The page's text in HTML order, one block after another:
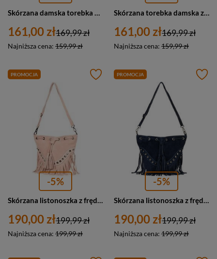
161,00 zł
Najniższa cena: 159,99 zł
169,99 zł 161,00 zł
Najniższa cena: 159,99 zł
169,99 zł
PROMOCJA
-5%
Skórzana listonoszka z frędzlami pudrowo różowa zamszowa Vera Pelle X39
190,00 zł
Najniższa cena: 199,99 zł
199,99 zł
PROMOCJA
-5%
Skórzana listonoszka z frędzlami granatowa zamszowa Vera Pelle X39
190,00 zł
Najniższa cena: 199,99 zł
199,99 zł